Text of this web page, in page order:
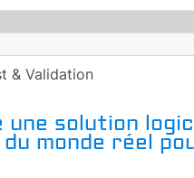
& Validation
solution
monde réel